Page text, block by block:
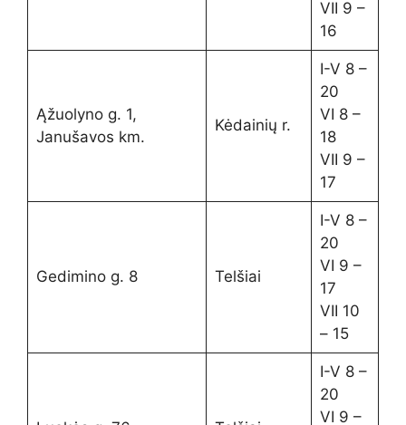
VII 9 –
16
Ąžuolyno g. 1,
Janušavos km.
Kėdainių r.
I-V 8 –
20
VI 8 –
18
VII 9 –
17
Gedimino g. 8 Telšiai
I-V 8 –
20
VI 9 –
17
VII 10
– 15
I-V 8 –
20
VI 9 –